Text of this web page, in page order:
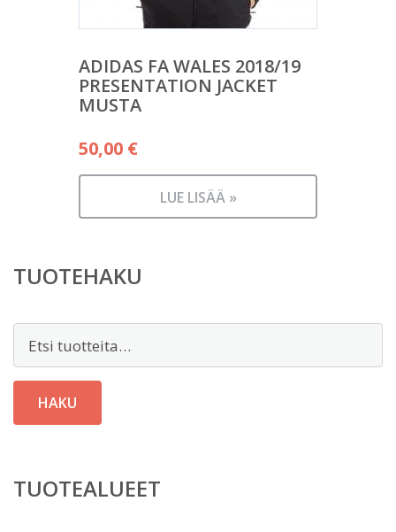
ADIDAS FA WALES 2018/19
PRESENTATION JACKET
MUSTA
50,00 €
LUE LISÄÄ »
TUOTEHAKU
HAKU
TUOTEALUEET